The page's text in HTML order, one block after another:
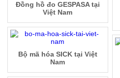
Đồng hồ đo GESPASA tại
Việt Nam
Bộ mã hóa SICK tại Việt
Nam